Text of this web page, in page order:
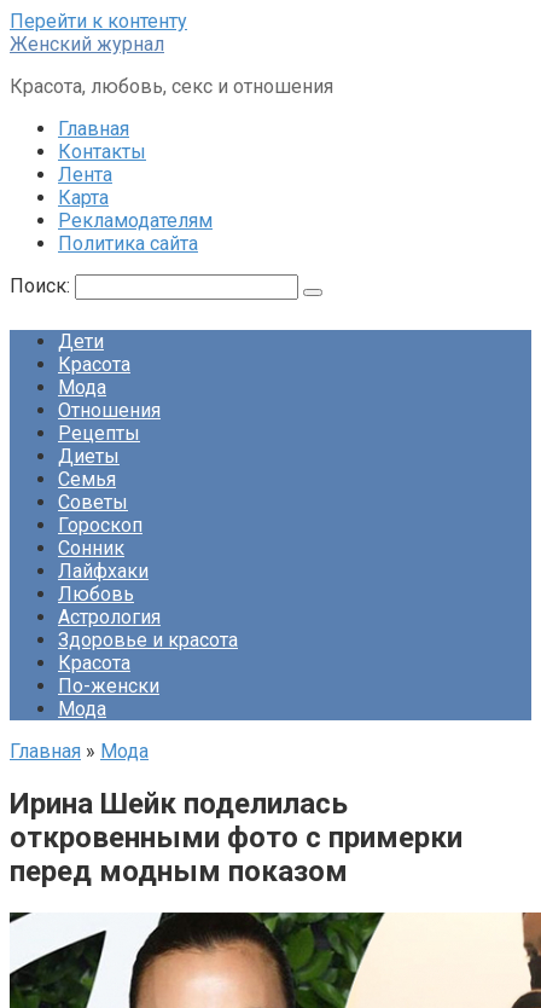
Перейти к контенту
Женский журнал
Красота, любовь, секс и отношения
Главная
Контакты
Лента
Карта
Рекламодателям
Политика сайта
Поиск:
Дети
Красота
Мода
Отношения
Рецепты
Диеты
Семья
Советы
Гороскоп
Сонник
Лайфхаки
Любовь
Астрология
Здоровье и красота
Красота
По-женски
Мода
Главная » Мода
Ирина Шейк поделилась
откровенными фото с примерки
перед модным показом